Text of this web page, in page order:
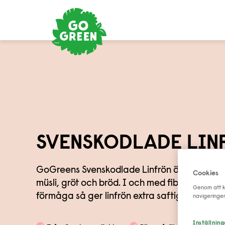
SVENSKODLADE
GoGreens Svenskodlade Linfrön är goda
müsli, gröt och bröd. I och med fibrernas
förmåga så ger linfrön extra saftiga bröd. ​
Cookies
Genom att